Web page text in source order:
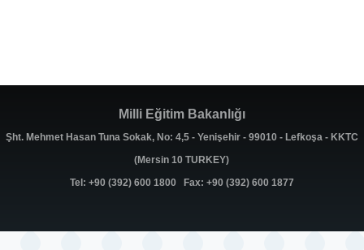
Milli Eğitim Bakanlığı
Şht. Mehmet Hasan Tuna Sokak, No: 4,5 - Yenişehir - 99010 - Lefkoşa - KKTC
(Mersin 10 TURKEY)
Tel: +90 (392) 600 1800 Fax: +90 (392) 600 1877